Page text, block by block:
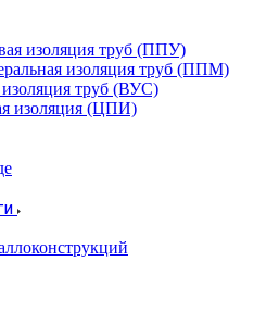
изоляция труб (ППУ)
изоляция труб (ППМ)
труб (ВУС)
изоляция (ЦПИ)